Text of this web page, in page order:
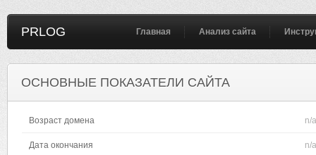
PRLOG Главная Анализ сайта
ОСНОВНЫЕ ПОКАЗАТЕЛИ САЙТА
Возраст домена n/a
Дата окончания n/a